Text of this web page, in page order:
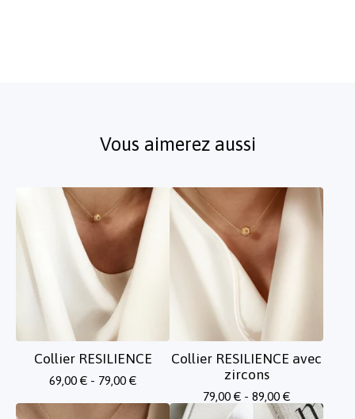
Vous aimerez aussi
Collier RESILIENCE
69,00 € - 79,00 €
Collier RESILIENCE avec
zircons
79,00 € - 89,00 €